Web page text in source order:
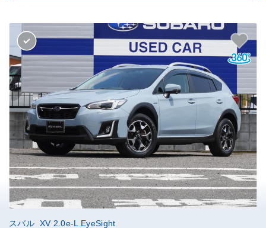
スバル XV 2.0e-L EyeSight